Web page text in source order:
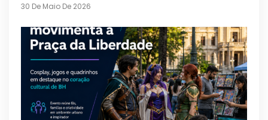
30 De Maio De 2026